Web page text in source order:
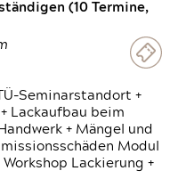
(10 Termine,
Seminarstandort +
Lackaufbau beim
+ Mängel und
Modul
Workshop Lackierung +